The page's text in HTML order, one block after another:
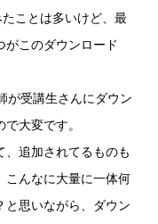
ことは多いけど、最
がこのダウンロード
が受講生さんにダウン
大変です。
、追加されてるものも
こんなに大量に一体何
と思いながら、ダウン